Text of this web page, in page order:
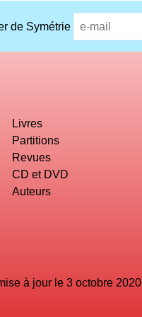
de Symétrie
Livres
Partitions
Revues
CD et DVD
Auteurs
à jour le 3 octobre 2020